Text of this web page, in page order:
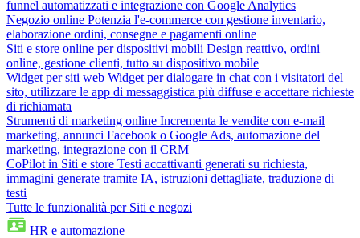
funnel automatizzati e integrazione con Google Analytics
Negozio online Potenzia l'e-commerce con gestione inventario,
elaborazione ordini, consegne e pagamenti online
Siti e store online per dispositivi mobili Design reattivo, ordini
online, gestione clienti, tutto su dispositivo mobile
Widget per siti web Widget per dialogare in chat con i visitatori del
sito, utilizzare le app di messaggistica più diffuse e accettare richieste
di richiamata
Strumenti di marketing online Incrementa le vendite con e-mail
marketing, annunci Facebook o Google Ads, automazione del
marketing, integrazione con il CRM
CoPilot in Siti e store Testi accattivanti generati su richiesta,
immagini generate tramite IA, istruzioni dettagliate, traduzione di
testi
Tutte le funzionalità per Siti e negozi
HR e automazione